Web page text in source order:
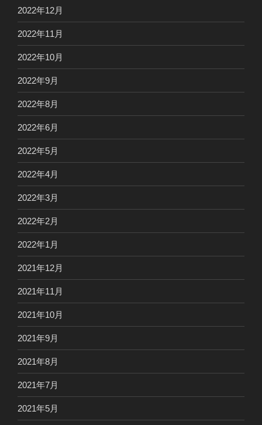
2022年12月
2022年11月
2022年10月
2022年9月
2022年8月
2022年6月
2022年5月
2022年4月
2022年3月
2022年2月
2022年1月
2021年12月
2021年11月
2021年10月
2021年9月
2021年8月
2021年7月
2021年5月